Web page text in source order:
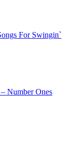
For Swingin`
Number Ones